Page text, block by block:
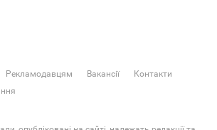
Рекламодавцям Вакансії
Контакти